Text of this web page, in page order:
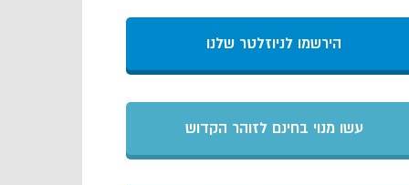
הירשמו לניוזלטר שלנו
עשו מנוי בחינם לזוהר הקדוש